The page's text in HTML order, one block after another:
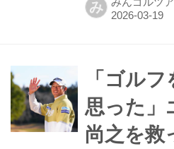
の夜に主催す
各メディアで
その一皿一皿
るワインの一
深い思い入れ
み
「ゴル
思った」
尚之を救